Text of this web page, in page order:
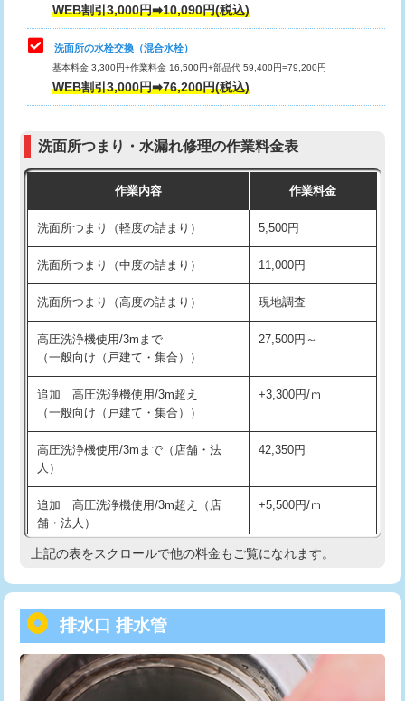
マス交換（土の掘削・埋め戻し作業）
マス交換（深さ50㎝未満）
マス交換（深さ50㎝以上）
モルタル補修（厚さ10㎝まで） 27,500円
モルタル補修（厚さ10㎝超え） 38,500円
洗面台設置 38,500円
バスタブ設置 現場見積
追加人工 16,500円
廃棄・処分
※給水管工事は20mmまでの価格です。
交換・取付(単水栓（壁付・デッキ
式）)
交換・取付(混合水栓（壁付・デッキ
式・ワンホール）)
16,500円+材料費
（P/S/ポップアップ））
交換・取付（その他部品） 11,000円+材料費
持込商品取付（単水栓） 13,200円
持込商品取付（混合水栓） 16,500円
持込商品取付（浄水器・分岐水栓） 16,500円
給水管工事※（ホール加工) 16,500円
給水管工事※（バンド止め)
給水管工事※（支持金具設置) 5,500円
給水管工事※（保温材使用（バンド止
め込み）)
5,500円
給水管工事※（土の掘削・埋め戻し作
業)
11,000円
給水管工事※（塩ビ管（VP・HI）使
用/3ｍまで)
用（追加）/3ｍ超え)
給水管工事※（ライニング鋼管・銅
管・ポリ管・HT管使用/3ｍまで)
44,000円
WEB割引3,000円➡10,090円(税込)
洗面所の水栓交換（混合水栓）
基本料金 3,300円+作業料金 16,500円+部品代 59,400円=79,200円
WEB割引3,000円➡76,200円(税込)
洗面所つまり・水漏れ修理の作業料金表
作業内容 作業料金
洗面所つまり（軽度の詰まり） 5,500円
洗面所つまり（中度の詰まり） 11,000円
洗面所つまり（高度の詰まり） 現地調査
高圧洗浄機使用/3mまで
（一般向け（戸建て・集合））
27,500円～
追加 高圧洗浄機使用/3m超え
（一般向け（戸建て・集合））
+3,300円/ｍ
高圧洗浄機使用/3mまで（店舗・法
人）
42,350円
追加 高圧洗浄機使用/3m超え（店
舗・法人）
+5,500円/ｍ
高度高圧洗浄換 現地調査
トーラー機使用/3mまで
追加トーラー機使用/3m超え +3,300円
上記の表をスクロールで他の料金もご覧になれます。
排水口 排水管